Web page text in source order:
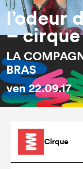
l’odeur
–
LA
BRAS
ven22.09.17
Cirque